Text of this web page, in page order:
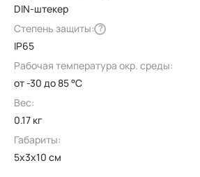
DIN-штекер
Степень защиты: ?
IP65
Рабочая температура окр. среды:
от -30 до 85 °C
Вес:
0.17 кг
Габариты:
5x3x10 см